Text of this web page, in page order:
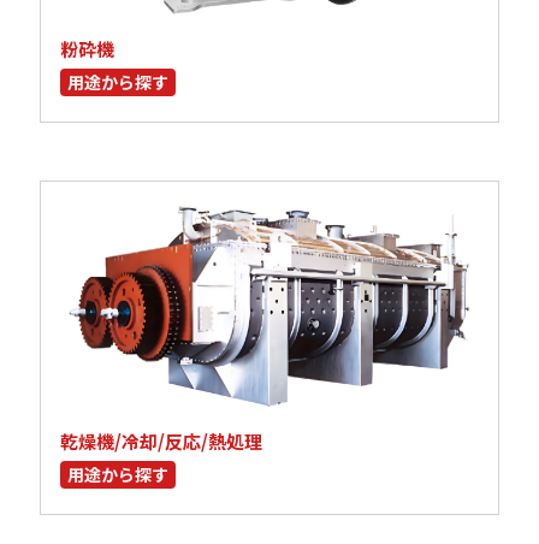
粉砕機
用途から探す
乾燥機/冷却/反応/熱処理
用途から探す